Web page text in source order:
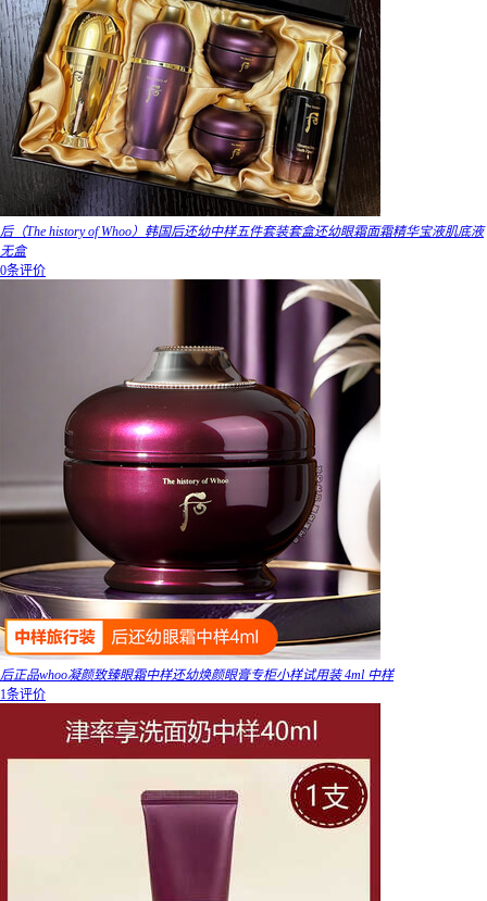
后（The history of Whoo）韩国后还幼中样五件套装套盒还幼眼霜面霜精华宝液肌底液
无盒
0条评价
后正品whoo凝颜致臻眼霜中样还幼焕颜眼膏专柜小样试用装 4ml 中样
1条评价